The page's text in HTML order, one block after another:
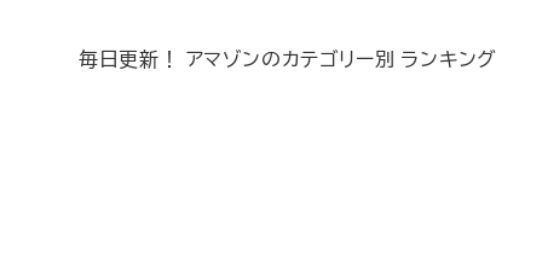
毎日更新！ アマゾンのカテゴリー別 ランキング